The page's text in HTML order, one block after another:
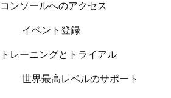
コンソールへのアクセス
イベント登録
トレーニングとトライアル
世界最高レベルのサポート